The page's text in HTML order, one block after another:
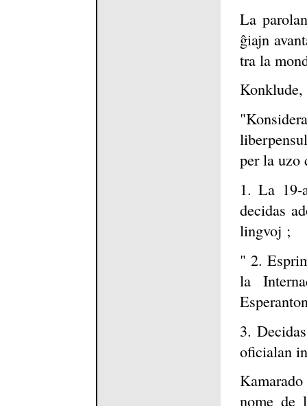
La
ĝiajn
tra la
Konklude,
per la uzo
1. La 19-
decidas
lingvoj ;
" 2.
la
3.
oficialan
nome de